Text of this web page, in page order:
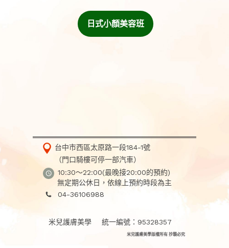
日式小顏美容班
10:30～22:00(最晚接20:00的預約)
台中市西區太原路一段184-1號
（門口騎樓可停一部汽車）
無定期公休日，依線上預約時段為主
米兒護膚美學版權所有 抄襲必究
米兒護膚美學 統一編號：95328357
04-36106988